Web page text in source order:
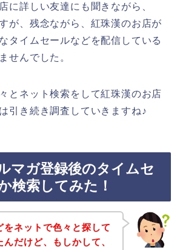
に詳しい友達にも聞きながら、
が、残念ながら、紅珠漢のお店が
タイムセールなどを配信している
せんでした。
とネット検索をして紅珠漢のお店
引き続き調査していきますね♪
マガ登録後のタイムセ
検索してみた！
をネットで色々と探して
だけど、もしかして、